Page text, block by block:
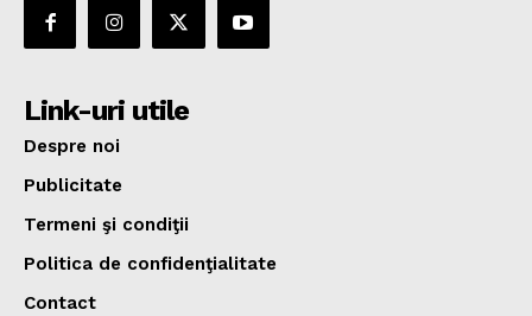
Link-uri utile
Despre noi
Publicitate
Termeni şi condiţii
Politica de confidenţialitate
Contact